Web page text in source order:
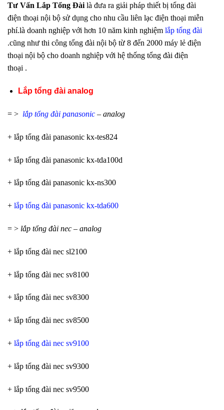
Tư Vấn Lắp Tổng Đàilà đưa ra giải pháp thiết bị tổng đài
điện thoại nội bộ sử dụng cho nhu cầu liên lạc điện thoại miễn
phí.là doanh nghiệp với hơn 10 năm kinh nghiệm lắp tổng đài
.cũng như thi công tổng đài nội bộ từ 8 đến 2000 máy lẻ điện
thoại nội bộ cho doanh nghiệp với hệ thống tổng đài điện
thoại .
Lắp tổng đài analog
= > lắp tổng đài panasonic – analog
+ lắp tổng đài panasonic kx-tes824
+ lắp tổng đài panasonic kx-tda100d
+ lắp tổng đài panasonic kx-ns300
+ lắp tổng đài panasonic kx-tda600
= > lắp tổng đài nec – analog
+ lắp tổng đài nec sl2100
+ lắp tổng đài nec sv8100
+ lắp tổng đài nec sv8300
+ lắp tổng đài nec sv8500
+ lắp tổng đài nec sv9100
+ lắp tổng đài nec sv9300
+ lắp tổng đài nec sv9500